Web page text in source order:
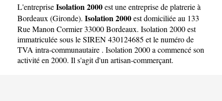
L'entrepriseIsolation 2000est uneentreprise de platrerie à
Bordeaux (Gironde). Isolation 2000est domiciliée au 133
Rue Manon Cormier 33000 Bordeaux. Isolation 2000 est
immatriculée sous le SIREN 430124685 et le numéro de
TVA intra-communautaire . Isolation 2000 a commencé son
activité en 2000. Il s'agit d'un artisan-commerçant.